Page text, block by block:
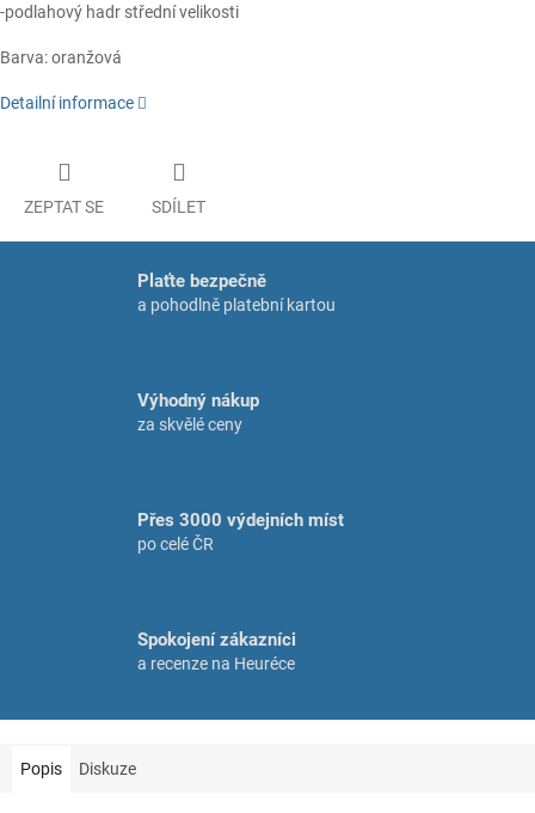
-podlahový hadr střední velikosti
Barva: oranžová
Detailní informace
ZEPTAT SE SDÍLET
Plaťte bezpečně
a pohodlně platební kartou
Výhodný nákup
za skvělé ceny
Přes 3000 výdejních míst
po celé ČR
Spokojení zákazníci
a recenze na Heuréce
Popis Diskuze